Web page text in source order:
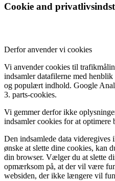
Cookie and
Derfor anvender vi cookies
Vi anvender cookies til
indsamler datafilerne med henblik
og populært indhold. Google
3. parts-cookies.
Vi gemmer derfor ikke
indsamler cookies for at optimere
Den indsamlede data
ønske at slette dine cookies, kan
din browser. Vælger du at slette
opmærksom på, at der vil være
websiden, der ikke længere vil